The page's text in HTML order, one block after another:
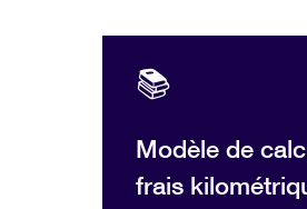
📚
Modèle de
frais